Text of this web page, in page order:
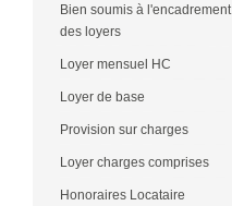
Bien soumis à l'encadrement
des loyers
Loyer mensuel HC
Loyer de base
Provision sur charges
Loyer charges comprises
Honoraires Locataire